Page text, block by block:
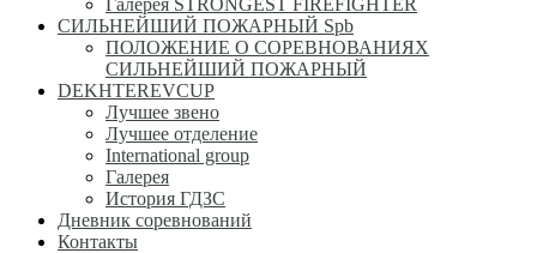
СИЛЬНЕЙШИЙ ПОЖАРНЫЙ Spb
ПОЛОЖЕНИЕ О СОРЕВНОВАНИЯХ
СИЛЬНЕЙШИЙ ПОЖАРНЫЙ
DEKHTEREVCUP
Лучшее звено
Лучшее отделение
International group
Галерея
История ГДЗС
Дневник соревнований
Контакты